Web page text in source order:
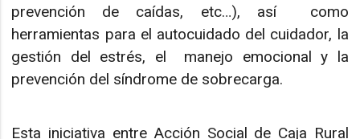
prevención de caídas, etc…), así como
herramientas para el autocuidado del cuidador, la
gestión del estrés, el manejo emocional y la
prevención del síndrome de sobrecarga.
Esta iniciativa entre Acción Social de Caja Rural